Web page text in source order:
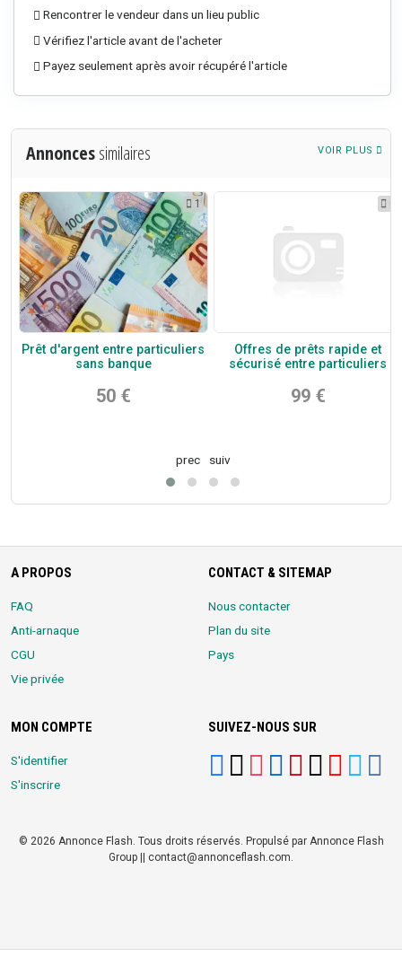
Rencontrer le vendeur dans un lieu public
Vérifiez l'article avant de l'acheter
Payez seulement après avoir récupéré l'article
Annoncessimilaires VOIR PLUS
1
Prêt d'argent entre particuliers
sans banque
50 €
Offres de prêts rapide et
sécurisé entre particuliers
99 €
prec suiv
A PROPOS
FAQ
Anti-arnaque
CGU
Vie privée
CONTACT & SITEMAP
Nous contacter
Plan du site
Pays
MON COMPTE
S'identifier
S'inscrire
SUIVEZ-NOUS SUR
© 2026 Annonce Flash. Tous droits réservés. Propulsé par Annonce Flash
Group || contact@annonceflash.com.